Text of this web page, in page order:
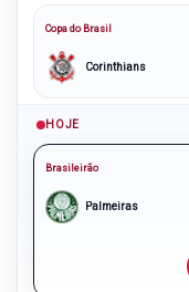
Copa do Brasil
Corinthians
HOJE
Brasileirão
Palmeiras